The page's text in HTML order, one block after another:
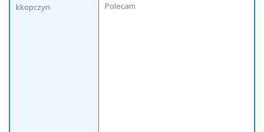
kkopczyn
Polecam